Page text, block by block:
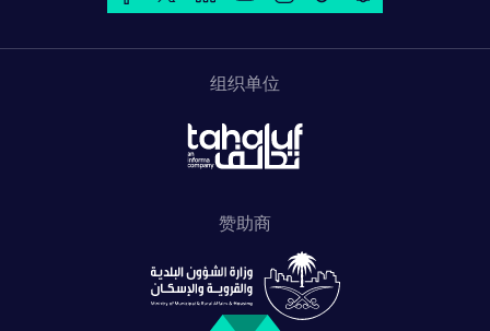
组织单位
赞助商